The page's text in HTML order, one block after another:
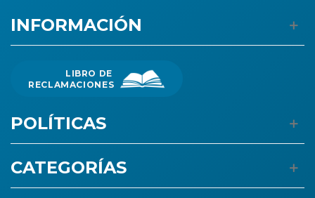
INFORMACIÓN
LIBRO DE
RECLAMACIONES
POLÍTICAS
CATEGORÍAS